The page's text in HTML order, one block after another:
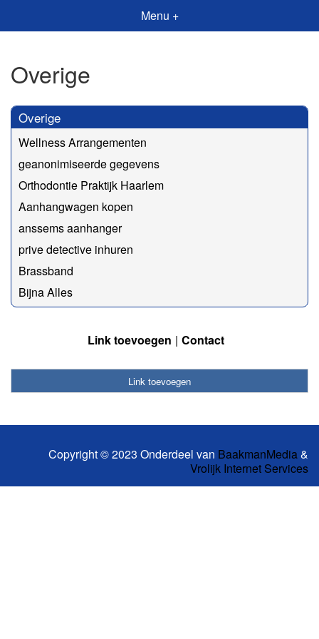
Menu +
Overige
Overige
Wellness Arrangementen
geanonimiseerde gegevens
Orthodontie Praktijk Haarlem
Aanhangwagen kopen
anssems aanhanger
prive detective inhuren
Brassband
Bijna Alles
Link toevoegen Contact
Link toevoegen
Copyright © 2023 Onderdeel van BaakmanMedia&
Vrolijk Internet Services